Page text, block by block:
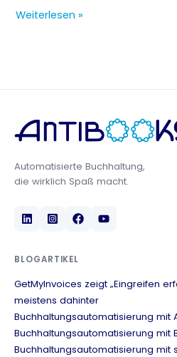
Buchhaltungsautomatisierung
Weiterlesen »
Automatisierte Buchhaltung,
die wirklich Spaß macht.
BLOGARTIKEL
GetMyInvoices zeigt „Eingreifen
meistens dahinter
Buchhaltungsautomatisierung mit
Buchhaltungsautomatisierung mit
Buchhaltungsautomatisierung mit